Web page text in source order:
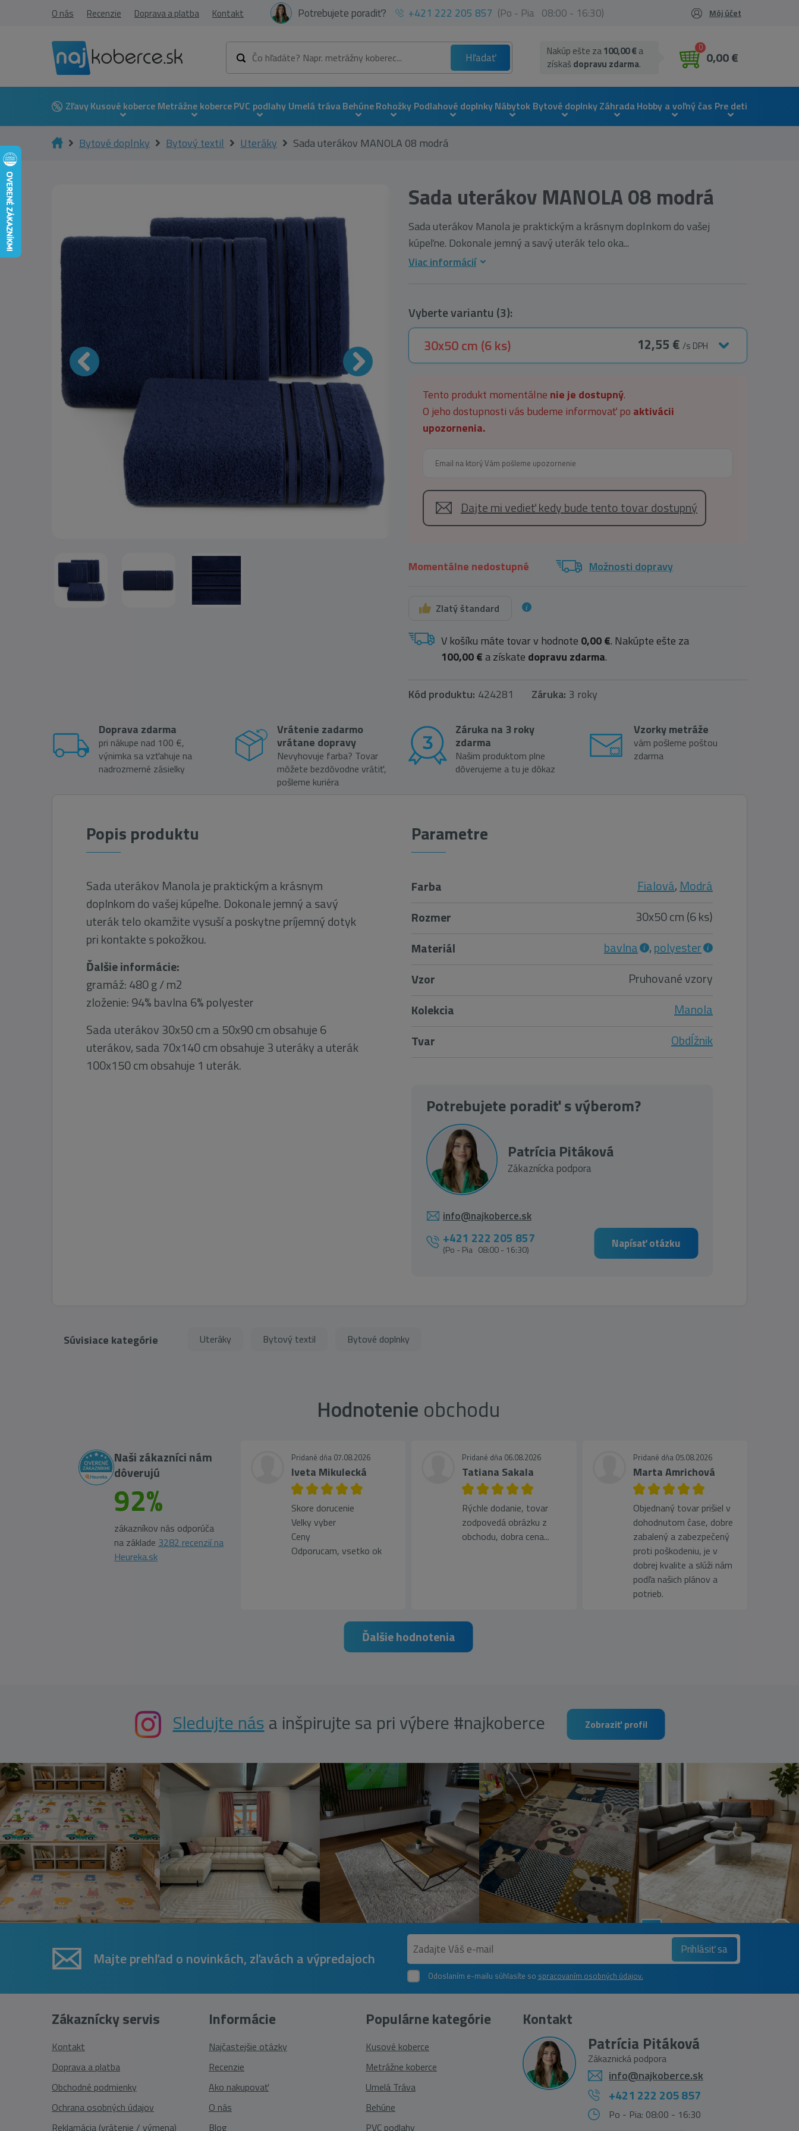
O nás Recenzie Doprava a platba Kontakt Potrebujete poradiť? +421 222 205 857 (Po - Pia 08:00 - 16:30) Môj účet
Hľadať
0
0,00 €
Nakúp ešte za100,00 €a
získaš dopravu zdarma.
ZľavyKusové koberce Metrážne kobercePVC podlahy Umelá trávaBehúneRohožky Podlahové doplnkyNábytok Bytové doplnkyZáhradaHobby a voľný čas Pre deti
Bytové doplnky Bytový textil Uteráky Sada uterákov MANOLA 08 modrá
Sada uterákov MANOLA 08 modrá
Sada uterákov Manola je praktickým a krásnym doplnkom do vašej
kúpeľne. Dokonale jemný a savý uterák telo oka...
Viac informácií
Vyberte variantu (3):
30x50 cm (6 ks) 12,55 € /s DPH
Tento produkt momentálne nie je dostupný.
O jeho dostupnosti vás budeme informovať po aktivácii
upozornenia.
Dajte mi vedieť kedy bude tento tovar dostupný
Momentálne nedostupné Možnosti dopravy
Zlatý štandard
V košíku máte tovar v hodnote 0,00 €. Nakúpte ešte za
100,00 €a získate dopravu zdarma.
Kód produktu: 424281 Záruka: 3 roky
Doprava zdarma
pri nákupe nad 100 €,
výnimka sa vzťahuje na
nadrozmerné zásielky
Vrátenie zadarmo
vrátane dopravy
Nevyhovuje farba? Tovar
môžete bezdôvodne vrátiť,
pošleme kuriéra
Záruka na 3 roky
zdarma
Našim produktom plne
dôverujeme a tu je dôkaz
Vzorky metráže
vám pošleme poštou
zdarma
Popis produktu
Sada uterákov Manola je praktickým a krásnym
doplnkom do vašej kúpeľne. Dokonale jemný a savý
uterák telo okamžite vysuší a poskytne príjemný dotyk
pri kontakte s pokožkou.
Ďalšie informácie:
gramáž: 480 g / m2
zloženie: 94% bavlna 6% polyester
Sada uterákov 30x50 cm a 50x90 cm obsahuje 6
uterákov, sada 70x140 cm obsahuje 3 uteráky a uterák
100x150 cm obsahuje 1 uterák.
Parametre
Farba Fialová,Modrá
Rozmer
30x50 cm (6 ks)
Materiál
bavlna ,polyester
Vzor
Pruhované vzory
Kolekcia
Manola
Tvar
Obdĺžnik
Potrebujete poradiť s výberom?
Patrícia Pitáková
Zákaznícka podpora
info@najkoberce.sk
+421 222 205 857
(Po - Pia 08:00 - 16:30) Napísať otázku
Súvisiace kategórie Uteráky Bytový textil Bytové doplnky
Hodnotenie obchodu
Naši zákazníci nám
dôverujú
92%
zákazníkov nás odporúča
na základe 3282 recenzií na
Heureka.sk
Pridané dňa 07.08.2026
Iveta Mikulecká
Skore dorucenie
Velky vyber
Ceny
Odporucam, vsetko ok
Pridané dňa 06.08.2026
Tatiana Sakala
Rýchle dodanie, tovar
zodpovedá obrázku z
obchodu, dobra cena...
Pridané dňa 05.08.2026
Marta Amrichová
Objednaný tovar prišiel v
dohodnutom čase, dobre
zabalený a zabezpečený
proti poškodeniu, je v
dobrej kvalite a slúži nám
podľa našich plánov a
potrieb.
Ďalšie hodnotenia
Sledujte nása inšpirujte sa pri výbere #najkoberce Zobraziť profil
Majte prehľad o novinkách, zľavách a výpredajoch Prihlásiť sa
Odoslaním e-mailu súhlasíte so spracovaním osobných údajov.
Zákaznícky servis
Kontakt
Doprava a platba
Obchodné podmienky
Ochrana osobných údajov
Reklamácia (vrátenie / výmena)
Informácie
Najčastejšie otázky
Recenzie
Ako nakupovať
O nás
Blog
Populárne kategórie
Kusové koberce
Metrážne koberce
Umelá Tráva
Behúne
PVC podlahy
Kontakt
Patrícia Pitáková
Zákaznická podpora
info@najkoberce.sk
+421 222 205 857
Po - Pia: 08:00 - 16:30